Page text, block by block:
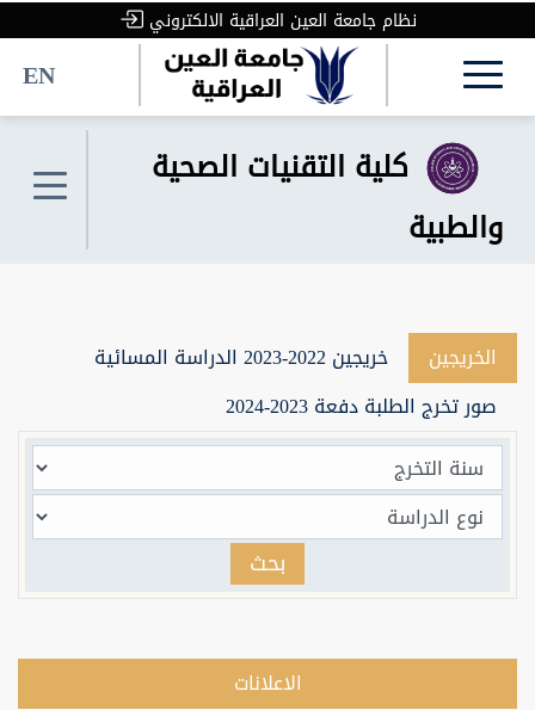
نظام جامعة العين العراقية الالكتروني
EN
كلية التقنيات الصحية
والطبية
الخريجين
خريجين 2022-2023 الدراسة المسائية
صور تخرج الطلبة دفعة 2023-2024
بحث
الاعلانات